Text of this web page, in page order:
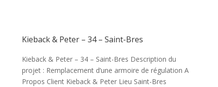
Kieback & Peter – 34 – Saint-Bres
Kieback & Peter – 34 – Saint-Bres Description du
projet : Remplacement d’une armoire de régulation A
Propos Client Kieback & Peter Lieu Saint-Bres